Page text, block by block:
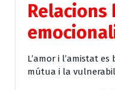
Relacions
L’amor i l’amistat
mútua i la